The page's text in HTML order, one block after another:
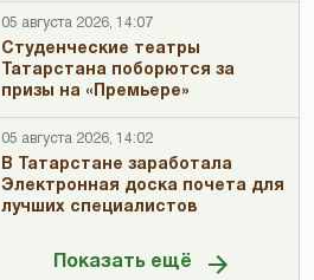
05 августа 2026, 14:07
Студенческие театры
Татарстана поборются за
призы на «Премьере»
05 августа 2026, 14:02
В Татарстане заработала
Электронная доска почета для
лучших специалистов
Показать ещё